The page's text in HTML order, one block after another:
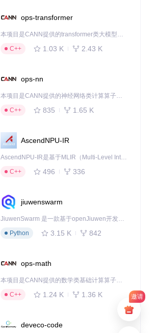
邀请
ops-transformer
本项目是CANN提供的transformer类大模型算子库，实现网络在NPU上加速计算。
C++
1.03 K 2.43 K
ops-nn
本项目是CANN提供的神经网络类计算算子库，实现网络在NPU上加速计算。
C++
835 1.65 K
AscendNPU-IR
AscendNPU-IR是基于MLIR（Multi-Level Intermediate Representation）构建的，面向昇腾亲和算子编译时使用的中间表示，提供昇腾完备表达能力，通过编译优化提升昇腾AI处理器计算效率，支持通过生态框架使能昇腾AI处理器与深度调优
C++
496 336
jiuwenswarm
JiuwenSwarm 是一款基于openJiuwen开发的智能AI Agent，它能够将大语言模型的强大能力，通过你日常使用的各类通讯应用，直接延伸至你的指尖。
Python
3.15 K 842
ops-math
本项目是CANN提供的数学类基础计算算子库，实现网络在NPU上加速计算。
C++
1.24 K 1.36 K
deveco-code